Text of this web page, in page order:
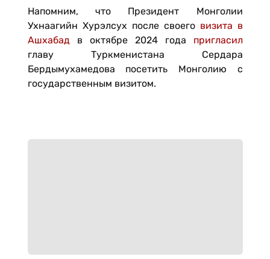
Напомним, что Президент Монголии
Ухнаагийн Хурэлсух после своего визита в
Ашхабадв октябре 2024 года пригласил
главу Туркменистана Сердара
Бердымухамедова посетить Монголию с
государственным визитом.